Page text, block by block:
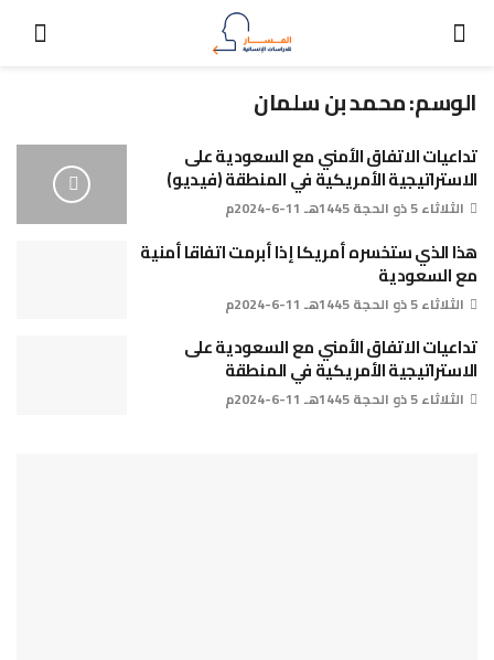
الوسم:محمد بن سلمان
تداعيات الاتفاق الأمني مع ‫السعودية‬ على
الاستراتيجية الأمريكية في المنطقة (فيديو)
الثلاثاء 5 ذو الحجة 1445هـ 11-6-2024م
هذا الذي ستخسره أمريكا إذا أبرمت اتفاقا أمنية
مع السعودية
الثلاثاء 5 ذو الحجة 1445هـ 11-6-2024م
تداعيات الاتفاق الأمني مع السعودية على
الاستراتيجية الأمريكية في المنطقة
الثلاثاء 5 ذو الحجة 1445هـ 11-6-2024م